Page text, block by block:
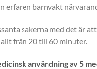
erfaren barnvakt
sakerna med det är
från 20 till 60 minuter.
användning av 5